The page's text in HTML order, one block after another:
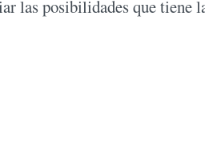
las posibilidades que tiene